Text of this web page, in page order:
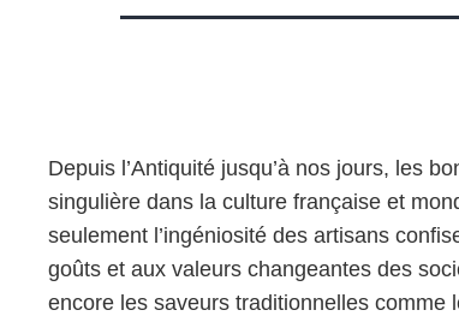
Depuis l’Antiquité jusqu’à nos jours, les
singulière dans la culture française et
seulement l’ingéniosité des artisans
goûts et aux valeurs changeantes des
encore les saveurs traditionnelles comme